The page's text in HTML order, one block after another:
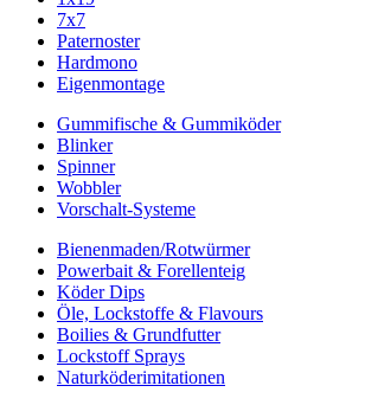
7x7
Paternoster
Hardmono
Eigenmontage
Gummifische & Gummiköder
Blinker
Spinner
Wobbler
Vorschalt-Systeme
Bienenmaden/Rotwürmer
Powerbait & Forellenteig
Köder Dips
Öle, Lockstoffe & Flavours
Boilies & Grundfutter
Lockstoff Sprays
Naturköderimitationen